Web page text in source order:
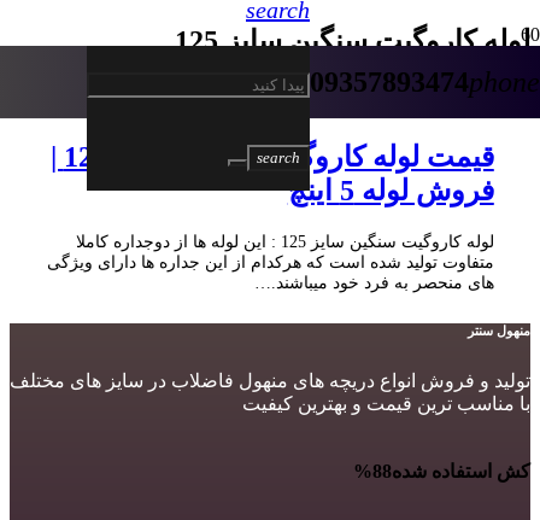
09357893474phone
search
search
لوله کاروگیت سنگین سایز 125
قیمت لوله کاروگیت سنگین سایز 125 |
فروش لوله 5 اینچ
لوله کاروگیت سنگین سایز 125 : این لوله ها از دوجداره کاملا
متفاوت تولید شده است که هرکدام از این جداره ها دارای ویژگی
های منحصر به فرد خود میباشند.…
منهول سنتر
تولید و فروش انواع دریچه های منهول فاضلاب در سایز های مختلف
با مناسب ترین قیمت و بهترین کیفیت
کش استفاده شده88%